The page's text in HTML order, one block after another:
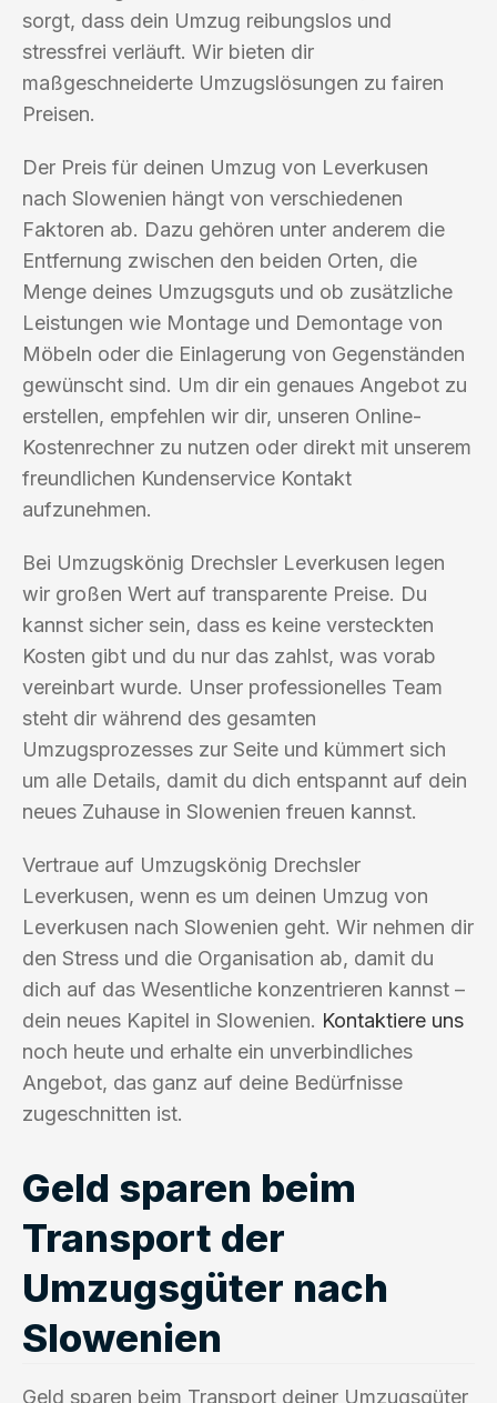
sorgt, dass dein Umzug reibungslos und
stressfrei verläuft. Wir bieten dir
maßgeschneiderte Umzugslösungen zu fairen
Preisen.
Der Preis für deinen Umzug von Leverkusen
nach Slowenien hängt von verschiedenen
Faktoren ab. Dazu gehören unter anderem die
Entfernung zwischen den beiden Orten, die
Menge deines Umzugsguts und ob zusätzliche
Leistungen wie Montage und Demontage von
Möbeln oder die Einlagerung von Gegenständen
gewünscht sind. Um dir ein genaues Angebot zu
erstellen, empfehlen wir dir, unseren Online-
Kostenrechner zu nutzen oder direkt mit unserem
freundlichen Kundenservice Kontakt
aufzunehmen.
Bei Umzugskönig Drechsler Leverkusen legen
wir großen Wert auf transparente Preise. Du
kannst sicher sein, dass es keine versteckten
Kosten gibt und du nur das zahlst, was vorab
vereinbart wurde. Unser professionelles Team
steht dir während des gesamten
Umzugsprozesses zur Seite und kümmert sich
um alle Details, damit du dich entspannt auf dein
neues Zuhause in Slowenien freuen kannst.
Vertraue auf Umzugskönig Drechsler
Leverkusen, wenn es um deinen Umzug von
Leverkusen nach Slowenien geht. Wir nehmen dir
den Stress und die Organisation ab, damit du
dich auf das Wesentliche konzentrieren kannst –
dein neues Kapitel in Slowenien. Kontaktiere uns
noch heute und erhalte ein unverbindliches
Angebot, das ganz auf deine Bedürfnisse
zugeschnitten ist.
Geld sparen beim
Transport der
Umzugsgüter nach
Slowenien
Geld sparen beim Transport deiner Umzugsgüter